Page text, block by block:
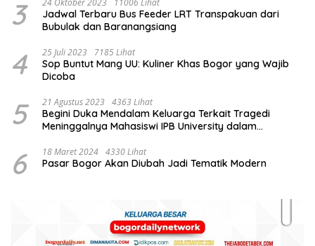
3
Jadwal Terbaru Bus Feeder LRT Transpakuan dari
Bubulak dan Baranangsiang
4 25 Juli 2023 7185 Lihat
Sop Buntut Mang UU: Kuliner Khas Bogor yang Wajib
Dicoba
5 21 Agustus 2023 4363 Lihat
Begini Duka Mendalam Keluarga Terkait Tragedi
Meninggalnya Mahasiswi IPB University dalam
6 18 Maret 2024 4330 Lihat
Pasar Bogor Akan Diubah Jadi Tematik Modern